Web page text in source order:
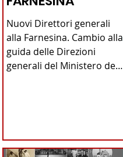
Nuovi Direttori generali
alla Farnesina. Cambio alla
guida delle Direzioni
generali del Ministero degli
proposte dal ministro